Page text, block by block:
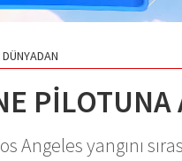
DÜNYADAN
PİLOTUNA
Angeles yangını